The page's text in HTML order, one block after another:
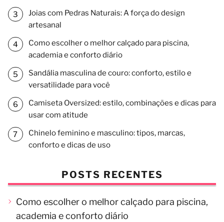
Joias com Pedras Naturais: A força do design
artesanal
Como escolher o melhor calçado para piscina,
academia e conforto diário
Sandália masculina de couro: conforto, estilo e
versatilidade para você
Camiseta Oversized: estilo, combinações e dicas para
usar com atitude
Chinelo feminino e masculino: tipos, marcas,
conforto e dicas de uso
POSTS RECENTES
Como escolher o melhor calçado para piscina,
academia e conforto diário